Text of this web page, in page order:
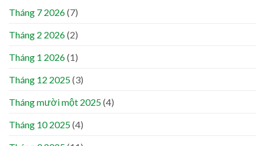
Tháng 7 2026(7)
Tháng 2 2026(2)
Tháng 1 2026(1)
Tháng 12 2025(3)
Tháng mười một 2025(4)
Tháng 10 2025(4)